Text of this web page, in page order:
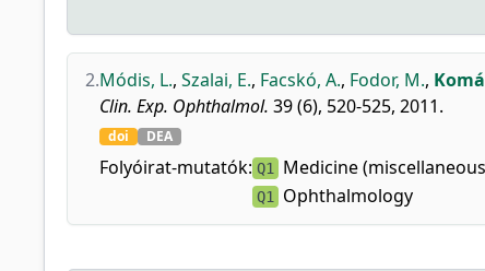
2.Módis, L., Szalai, E., Facskó, A., Fodor, M.,
Clin. Exp. Ophthalmol. 39 (6), 520-525, 2011.
doi DEA
Folyóirat-mutatók: Q1 Medicine
Q1 Ophthalmology